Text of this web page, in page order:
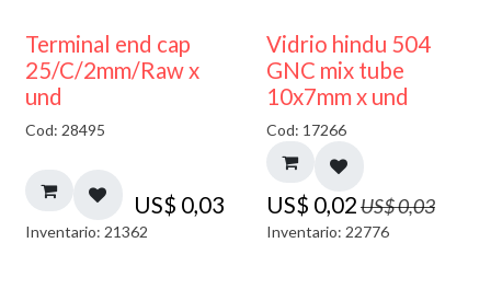
Terminal end cap
25/C/2mm/Raw x
und
Cod: 28495
US$ 0,03
Inventario: 21362
40% DESCUENTO
Vidrio hindu 504
GNC mix tube
10x7mm x und
Cod: 17266
US$ 0,02US$0,03
Inventario: 22776